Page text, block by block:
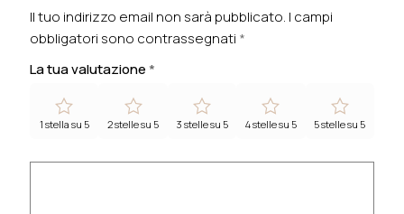
Il tuo indirizzo email non sarà pubblicato. I campi
obbligatori sono contrassegnati *
La tua valutazione *
1 stella su 5 2 stelle su 5 3 stelle su 5 4 stelle su 5 5 stelle su 5